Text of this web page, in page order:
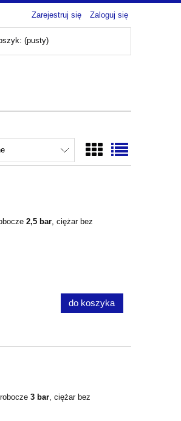
Zarejestruj się Zaloguj się
(pusty)
2,5 bar, ciężar bez
do koszyka
3 bar, ciężar bez